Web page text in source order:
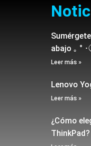
abajo ｡ °
Leer más »
Lenovo
Leer más »
¿Cómo
ThinkPad?